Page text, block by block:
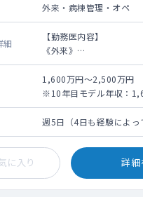
外来・病棟管理・オペ
細
【勤務医内容】
《外来》
・担当コマ数：4～5コ
夕診1～2コマ）
・外来患者数：30～40
《病棟管理》
・受け持ち患者数：10～
《オペ》
・ご自身の専門分野を中
きます。
《救急対応》
・整形外科患者様の救急
1,600万円～2,500万円
※10年目モデル年収：
円／15年目モデル年収
（勤務日数、経験年数に
週5日（4日も経験によっ
に入り 詳細